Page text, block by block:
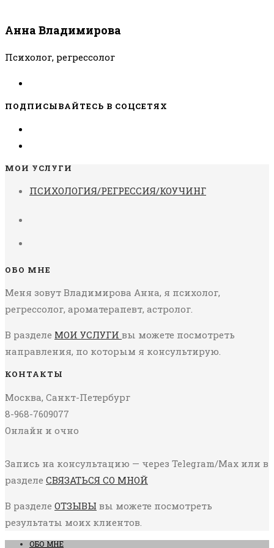
Анна Владимирова
Психолог, регрессолог
ПОДПИСЫВАЙТЕСЬ В СОЦСЕТЯХ
МОИ УСЛУГИ
ПСИХОЛОГИЯ/РЕГРЕССИЯ/КОУЧИНГ
ОБО МНЕ
Меня зовут Владимирова Анна, я психолог,
регрессолог, ароматерапевт, астролог.
В разделе МОИ УСЛУГИ вы можете посмотреть
направления, по которым я консультирую.
КОНТАКТЫ
Москва, Санкт-Петербург
8-968-7609077
Онлайн и очно
Запись на консультацию — через Telegram/Max или в
разделе СВЯЗАТЬСЯ СО МНОЙ
В разделе ОТЗЫВЫ вы можете посмотреть
результаты моих клиентов.
ОБО МНЕ